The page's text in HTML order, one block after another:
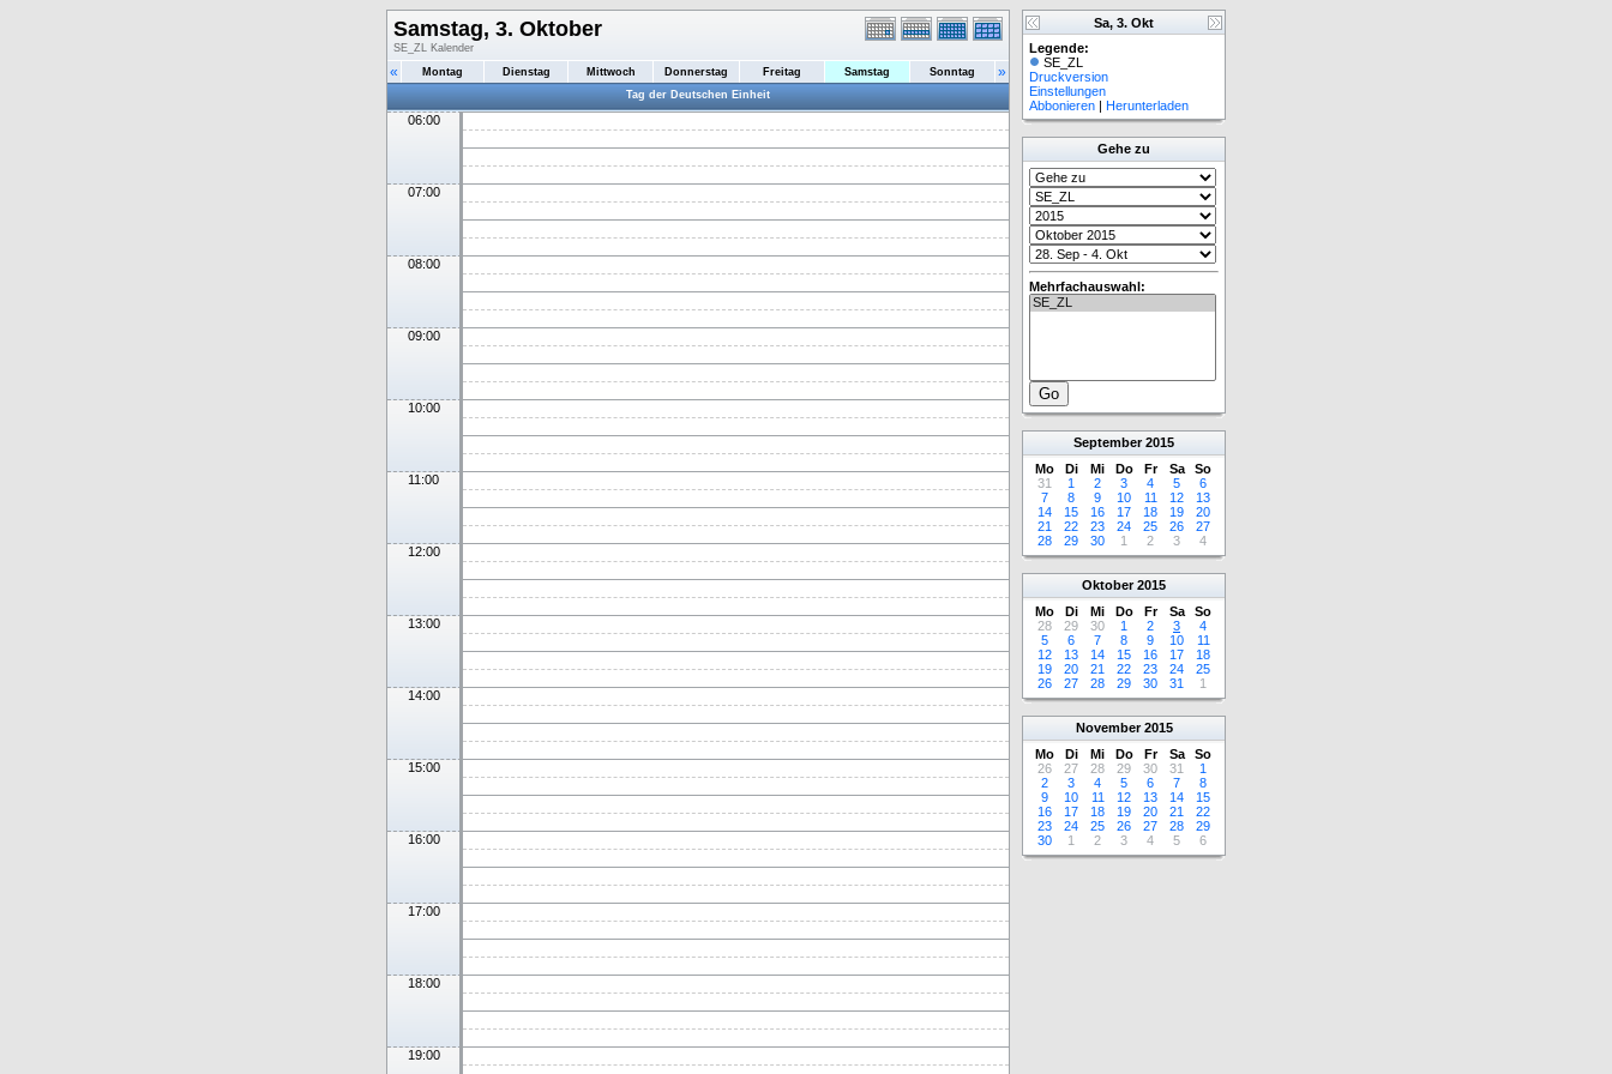
Samstag, 3. Oktober
SE_ZL Kalender
« Montag Dienstag Mittwoch Donnerstag Freitag Samstag Sonntag »
Tag der Deutschen Einheit
06:00
07:00
08:00
09:00
10:00
11:00
12:00
13:00
14:00
15:00
16:00
17:00
18:00
19:00
Sa, 3. Okt
Legende:
SE_ZL
Druckversion
Einstellungen
Abbonieren | Herunterladen
Gehe zu
Mehrfachauswahl:
September 2015
Mo
Di Mi Do Fr Sa
So
31
1 2 3 4 5
6
7
8 9 10 11 12
13
14
15 16 17 18 19
20
21
22 23 24 25 26
27
28
29 30 1 2 3 4
Oktober 2015
Mo
Di Mi Do Fr Sa
So
28
29 30 1 2 3
4
5
6 7 8 9 10
11
12
13 14 15 16 17
18
19
20 21 22 23 24
25
26
27 28 29 30 31 1
November 2015
Mo
Di Mi Do Fr Sa
So
26
27 28 29 30 31
1
2
3 4 5 6 7
8
9
10 11 12 13 14
15
16
17 18 19 20 21
22
23
24 25 26 27 28
29
30
1 2 3 4 5 6